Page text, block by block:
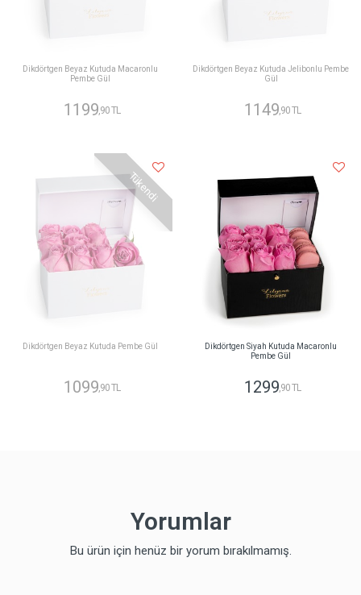
Dikdörtgen Beyaz Kutuda Macaronlu
Pembe Gül
1199 ,90 TL
Dikdörtgen Beyaz Kutuda Jelibonlu Pembe
Gül
1149 ,90 TL
Tükendi
Dikdörtgen Beyaz Kutuda Pembe Gül
1099,90 TL
Dikdörtgen Siyah Kutuda Macaronlu
Pembe Gül
1299,90 TL
Yorumlar
Bu ürün için henüz bir yorum bırakılmamış.